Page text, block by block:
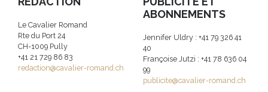
Le Cavalier Romand
Rte du Port 24
CH-1009 Pully
+41 21 729 86 83
redaction@cavalier-romand.ch
ABONNEMENTS
Jennifer Uldry : +41 79 326 41
40
Françoise Jutzi : +41 78 636 04
99
publicite@cavalier-romand.ch